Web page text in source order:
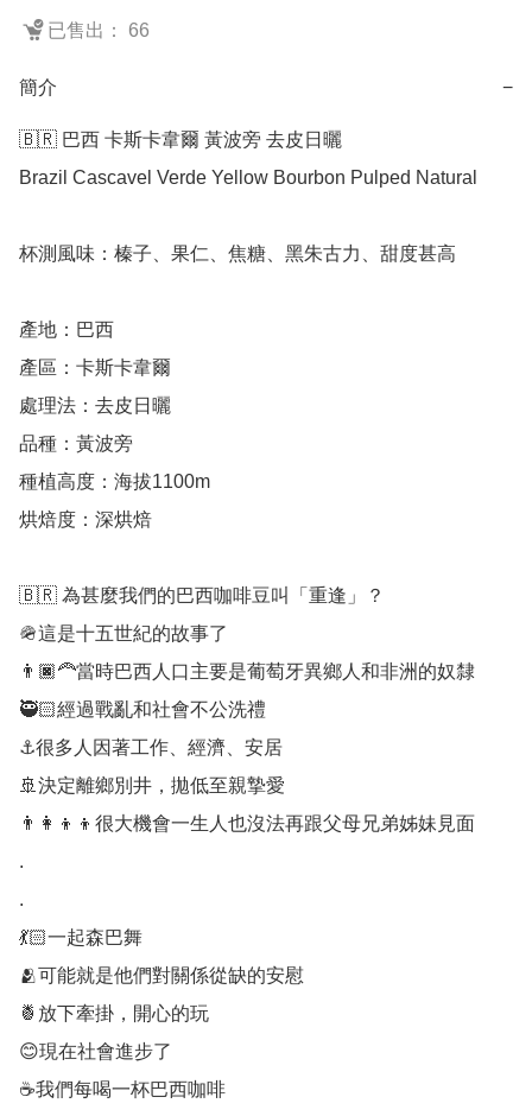
已售出： 66
簡介 −
🇧🇷 巴西 卡斯卡韋爾 黃波旁 去皮日曬
Brazil Cascavel Verde Yellow Bourbon Pulped Natural
杯測風味：榛子、果仁、焦糖、黑朱古力、甜度甚高
產地：巴西
產區：卡斯卡韋爾
處理法：去皮日曬
品種：黃波旁
種植高度：海拔1100m
烘焙度：深烘焙
🇧🇷 為甚麼我們的巴西咖啡豆叫「重逢」？
🪖這是十五世紀的故事了
👨🏿‍🦰當時巴西人口主要是葡萄牙異鄉人和非洲的奴隸
🥷🏻經過戰亂和社會不公洗禮
⚓很多人因著工作、經濟、安居
🚢決定離鄉別井，拋低至親摯愛
👨‍👩‍👦‍👦很大機會一生人也沒法再跟父母兄弟姊妹見面
.
.
💃🏻一起森巴舞
🫂可能就是他們對關係從缺的安慰
🍍放下牽掛，開心的玩
😊現在社會進步了
☕我們每喝一杯巴西咖啡